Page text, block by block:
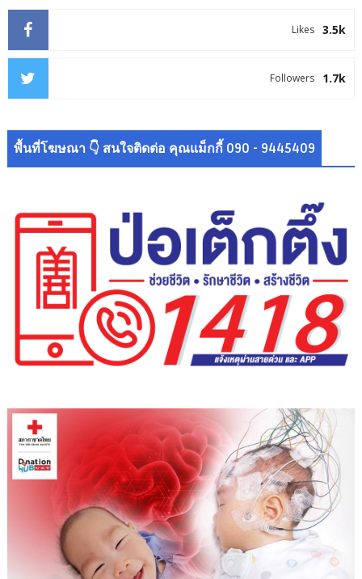
3.5k
Likes
1.7k
Followers
พื้นที่โฆษณา 👇 สนใจติดต่อ คุณแม็กกี้ 090 - 9445409